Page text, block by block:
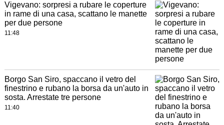
Vigevano: sorpresi a rubare le coperture
in rame di una casa, scattano le manette
per due persone
11:48
Borgo San Siro, spaccano il vetro del
finestrino e rubano la borsa da un'auto in
sosta. Arrestate tre persone
11:40